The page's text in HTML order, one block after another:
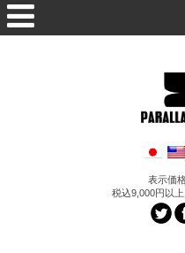
表示価
税込9,000円以